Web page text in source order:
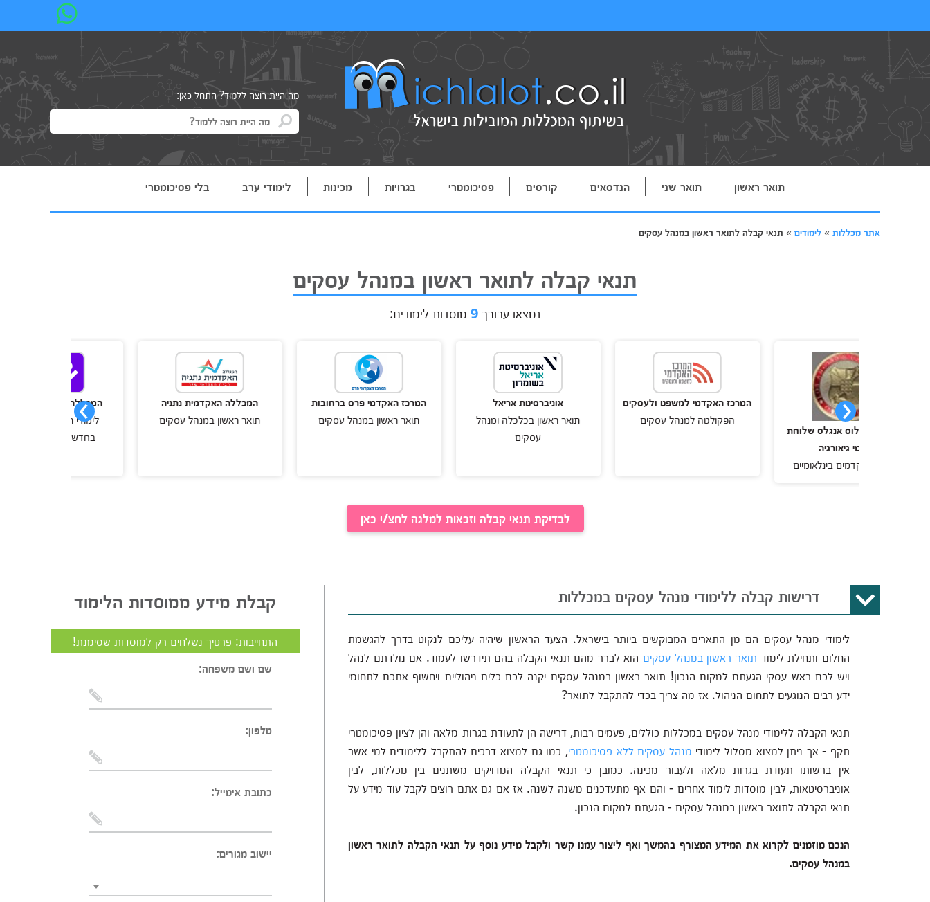
מה היית רוצה ללמוד? התחל כאן:
תואר ראשון תואר שני הנדסאים קורסים פסיכומטרי בגרויות מכינות לימודי ערב בלי פסיכומטרי
אתר מכללות » לימודים » תנאי קבלה לתואר ראשון במנהל עסקים
תנאי קבלה לתואר ראשון במנהל עסקים
נמצאו עבורך9 מוסדות לימודים:
לוס אנגלס שלוחת
אקדמים בינלאומיים
המרכז האקדמי למשפט ולעסקים
הפקולטה למנהל עסקים
אוניברסיטת אריאל
תואר ראשון בכלכלה ומנהל
המרכז האקדמי פרס ברחובות
תואר ראשון במנהל עסקים
המכללה האקדמית נתניה
תואר ראשון במנהל עסקים
המכללה האקדמית רמת-גן
לימודי תואר ראשון דו חוגי
בחדשנות ויזמות ובניהול
לבדיקת תנאי קבלה וזכאות למלגה לחצ/י כאן
דרישות קבלה ללימודי מנהל עסקים במכללות
לימודי מנהל עסקים הם מן התארים המבוקשים ביותר בישראל. הצעד הראשון שיהיה עליכם לנקוט בדרך להגשמת
החלום ותחילת לימוד תואר ראשון במנהל עסקיםהוא לברר מהם תנאי הקבלה בהם תידרשו לעמוד. אם נולדתם לנהל
ויש לכם ראש עסקי הגעתם למקום הנכון! תואר ראשון במנהל עסקים יקנה לכם כלים ניהוליים ויחשוף אתכם לתחומי
ידע רבים הנוגעים לתחום הניהול. אז מה צריך בכדי להתקבל לתואר?
תנאי הקבלה ללימודי מנהל עסקים במכללות כוללים, פעמים רבות, דרישה הן לתעודת בגרות מלאה והן לציון פסיכומטרי
תקף - אך ניתן למצוא מסלול לימודי מנהל עסקים ללא פסיכומטרי, כמו גם למצוא דרכים להתקבל ללימודים למי אשר
אין ברשותו תעודת בגרות מלאה ולעבור מכינה. כמובן כי תנאי הקבלה המדויקים משתנים בין מכללות, לבין
אוניברסיטאות, לבין מוסדות לימוד אחרים - והם אף מתעדכנים משנה לשנה. אז אם גם אתם רוצים לקבל עוד מידע על
תנאי הקבלה לתואר ראשון במנהל עסקים - הגעתם למקום הנכון.
הנכם מוזמנים לקרוא את המידע המצורף בהמשך ואף ליצור עמנו קשר ולקבל מידע נוסף על תנאי הקבלה לתואר ראשון
במנהל עסקים.
קבלת מידע ממוסדות הלימוד
התחייבות: פרטיך נשלחים רק למוסדות שסימנת!
שם ושם משפחה:
טלפון:
כתובת אימייל:
יישוב מגורים: